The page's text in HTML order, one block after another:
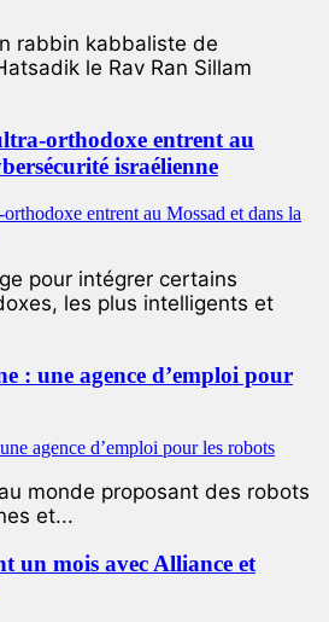
rabbin kabbaliste de
le Rav Ran Sillam
orthodoxe entrent au
israélienne
pour intégrer certains
les plus intelligents et
: une agence d’emploi pour
monde proposant des robots
et...
un mois avec Alliance et